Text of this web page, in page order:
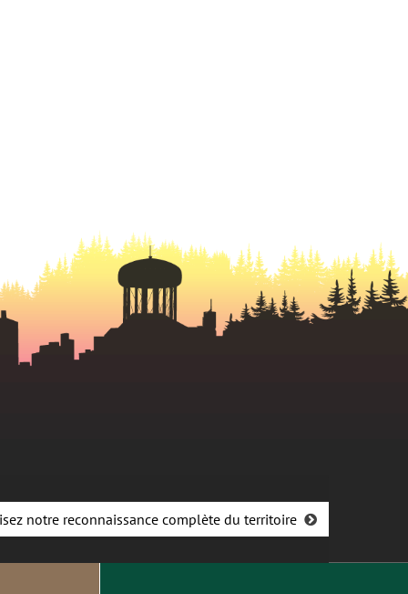
notre reconnaissance complète du territoire